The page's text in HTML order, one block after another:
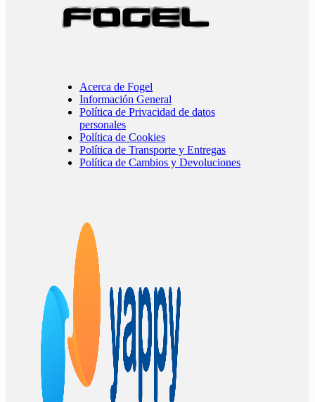
Acerca de Fogel
Información General
Política de Privacidad de datos
personales
Política de Cookies
Política de Transporte y Entregas
Política de Cambios y Devoluciones